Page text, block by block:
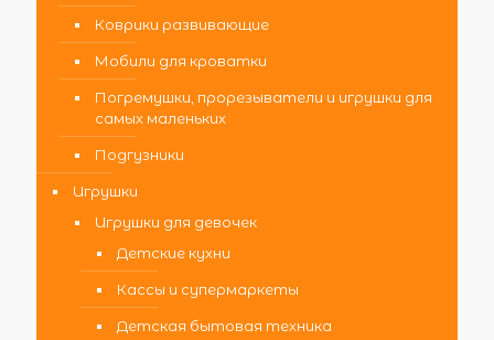
Коврики развивающие
Мобили для кроватки
Погремушки, прорезыватели и игрушки для
самых маленьких
Подгузники
Игрушки
Игрушки для девочек
Детские кухни
Кассы и супермаркеты
Детская бытовая техника